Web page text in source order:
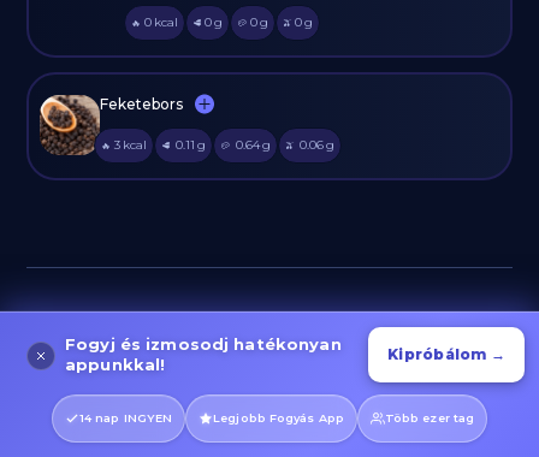
🔥 0 kcal 🥩 0g 🥔 0g 🫒 0g
Feketebors
🔥 3 kcal 🥩 0.11 g 🥔 0.64g 🫒 0.06g
Fedezz fel több száz hasonló fitnesz receptet itt, a
GetFIT App-ban! Hasonló diétás recepteket
találhatsz az alábbi kategóriákban :
Fogyj és izmosodj hatékonyan
appunkkal!
Kipróbálom →
14 nap INGYEN Legjobb Fogyás App Több ezer tag